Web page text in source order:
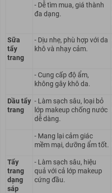
- Dễ tìm mua, giá thành
đa dạng.
Sữa
tẩy
trang
- Dịu nhẹ, phù hợp với da
khô và nhạy cảm.
- Cung cấp độ ẩm,
không gây khô da.
Dầu tẩy
trang
- Làm sạch sâu, loại bỏ
lớp makeup chống nước
dễ dàng.
- Mang lại cảm giác
mềm mại, dưỡng ẩm tốt.
Tẩy
trang
dạng
sáp
- Làm sạch sâu, hiệu
quả với cả lớp makeup
cứng đầu.